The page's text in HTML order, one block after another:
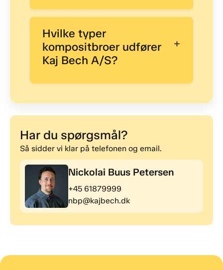
Hvilke typer
kompositbroer udfører
Kaj Bech A/S?
+
Har du spørgsmål?
Så sidder vi klar på telefonen og email.
Nickolai Buus Petersen
+45 61879999
nbp@kajbech.dk